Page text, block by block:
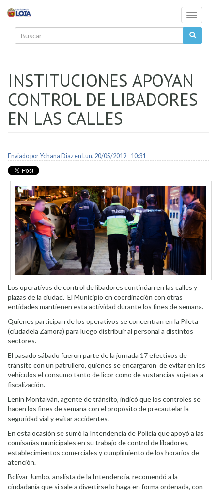
Toggle
INSTITUCIONES APOYAN
CONTROL DE LIBADORES
EN LAS CALLES
Enviado porYohana Diazen Lun, 20/05/2019 - 10:31
Los operativos de control de libadores continúan en las calles y
plazas de la ciudad. El Municipio en coordinación con otras
entidades mantienen esta actividad durante los fines de semana.
Quienes participan de los operativos se concentran en la Pileta
(ciudadela Zamora) para luego distribuir al personal a distintos
sectores.
El pasado sábado fueron parte de la jornada 17 efectivos de
tránsito con un patrullero, quienes se encargaron de evitar en los
vehículos el consumo tanto de licor como de sustancias sujetas a
fiscalización.
Lenin Montalván, agente de tránsito, indicó que los controles se
hacen los fines de semana con el propósito de precautelar la
seguridad vial y evitar accidentes.
En esta ocasión se sumó la Intendencia de Policía que apoyó a las
comisarías municipales en su trabajo de control de libadores,
establecimientos comerciales y cumplimiento de los horarios de
atención.
Bolívar Jumbo, analista de la Intendencia, recomendó a la
ciudadanía que si sale a divertirse lo haga en forma ordenada, con